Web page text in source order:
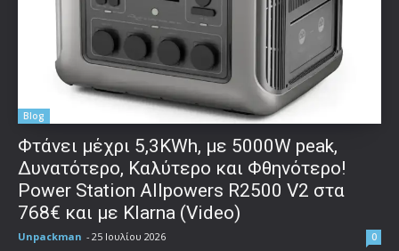
Blog
Φτάνει μέχρι 5,3KWh, με 5000W peak,
Δυνατότερο, Καλύτερο και Φθηνότερο!
Power Station Allpowers R2500 V2 στα
768€ και με Klarna (Video)
Unpackman - 25 Ιουλίου 2026 0